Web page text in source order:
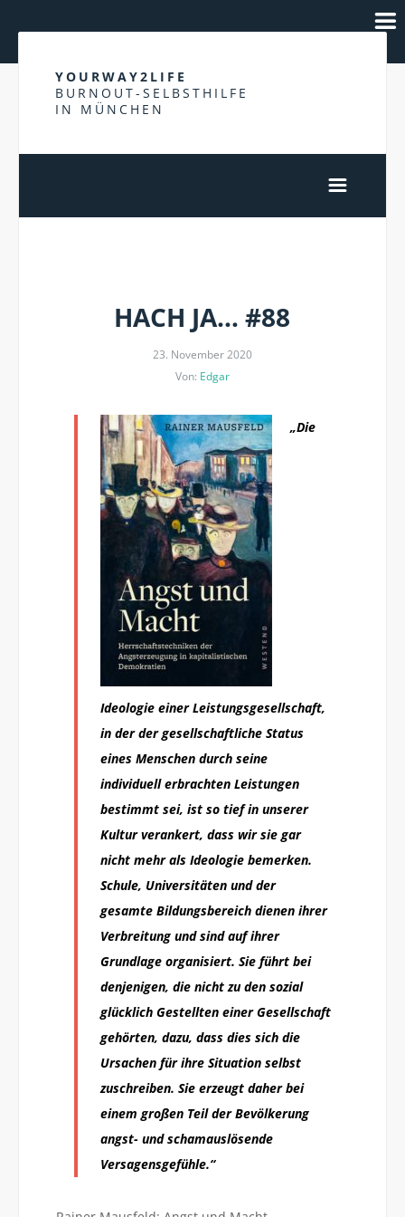
YOURWAY2LIFE
BURNOUT-SELBSTHILFE
IN MÜNCHEN
HACH JA… #88
23. November 2020
Von: Edgar
„Die
Ideologie einer Leistungsgesellschaft,
in der der gesellschaftliche Status
eines Menschen durch seine
individuell erbrachten Leistungen
bestimmt sei, ist so tief in unserer
Kultur verankert, dass wir sie gar
nicht mehr als Ideologie bemerken.
Schule, Universitäten und der
gesamte Bildungsbereich dienen ihrer
Verbreitung und sind auf ihrer
Grundlage organisiert. Sie führt bei
denjenigen, die nicht zu den sozial
glücklich Gestellten einer Gesellschaft
gehörten, dazu, dass dies sich die
Ursachen für ihre Situation selbst
zuschreiben. Sie erzeugt daher bei
einem großen Teil der Bevölkerung
angst- und schamauslösende
Versagensgefühle.“